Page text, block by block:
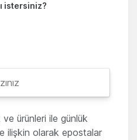
istersiniz?
ürünleri ile günlük
ilişkin olarak epostalar